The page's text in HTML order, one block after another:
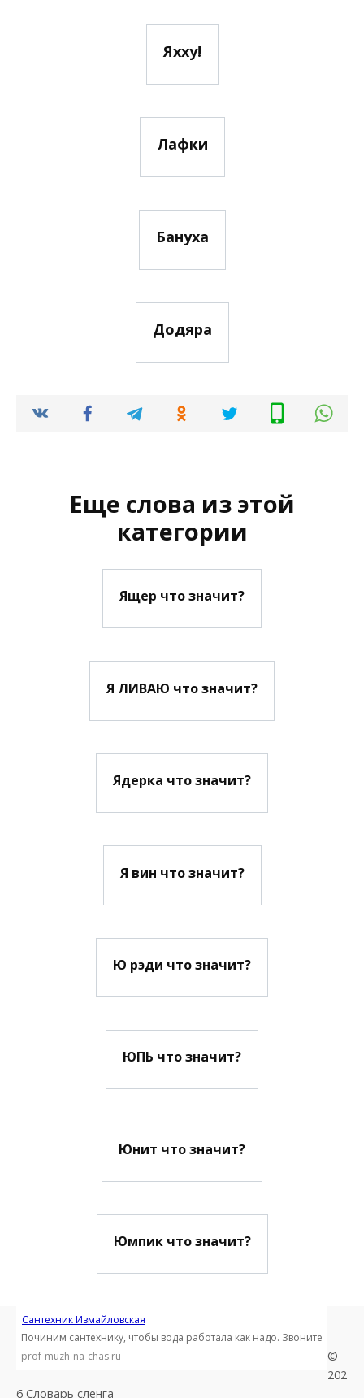
Яхху!
Лафки
Бануха
Додяра
Еще слова из этой
категории
Ящер что значит?
Я ЛИВАЮ что значит?
Ядерка что значит?
Я вин что значит?
Ю рэди что значит?
ЮПЬ что значит?
Юнит что значит?
Юмпик что значит?
Сантехник Измайловская
Починим сантехнику, чтобы вода работала как надо. Звоните
prof-muzh-na-chas.ru
©
202
6 Словарь сленга